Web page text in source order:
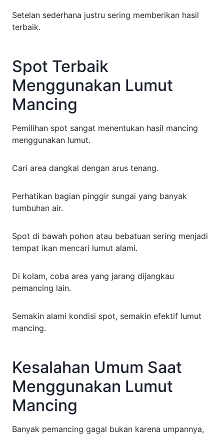
Setelan sederhana justru sering memberikan hasil
terbaik.
Spot Terbaik
Menggunakan Lumut
Mancing
Pemilihan spot sangat menentukan hasil mancing
menggunakan lumut.
Cari area dangkal dengan arus tenang.
Perhatikan bagian pinggir sungai yang banyak
tumbuhan air.
Spot di bawah pohon atau bebatuan sering menjadi
tempat ikan mencari lumut alami.
Di kolam, coba area yang jarang dijangkau
pemancing lain.
Semakin alami kondisi spot, semakin efektif lumut
mancing.
Kesalahan Umum Saat
Menggunakan Lumut
Mancing
Banyak pemancing gagal bukan karena umpannya,